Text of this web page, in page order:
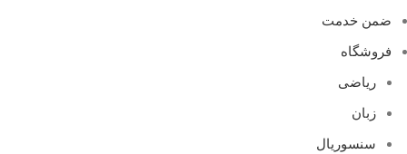
ضمن خدمت
فروشگاه
ریاضی
زبان
سنسوریال